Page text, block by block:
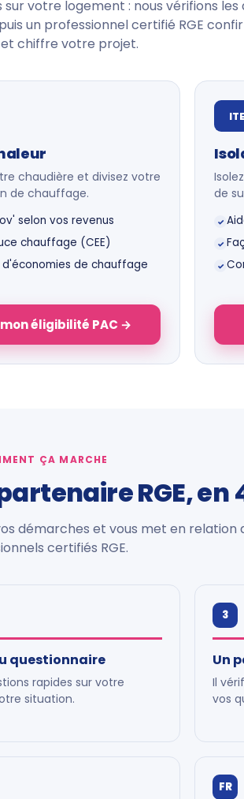
votre logement : nous vérifions les
un professionnel certifié RGE
chiffre votre projet.
chaudière et divisez votre
de chauffage.
selon vos revenus
chauffage (CEE)
d'économies de chauffage
éligibilité PAC →
ITE
de
✓
✓
✓
ÇA MARCHE
RGE, en
démarches et vous met en relation
certifiés RGE.
questionnaire
rapides sur votre
situation.
3
Un
Il
vos
FR